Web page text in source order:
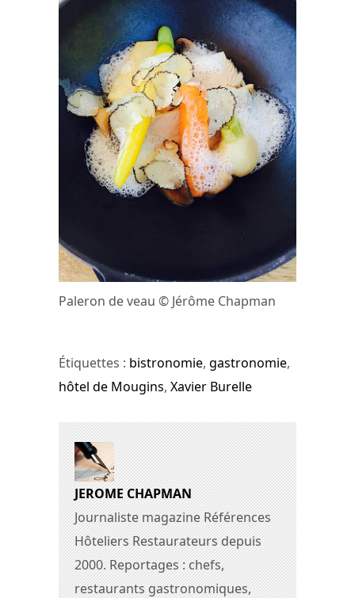
Paleron de veau © Jérôme Chapman
Étiquettes : bistronomie, gastronomie,
hôtel de Mougins, Xavier Burelle
JEROME CHAPMAN
Journaliste magazine Références
Hôteliers Restaurateurs depuis
2000. Reportages : chefs,
restaurants gastronomiques,